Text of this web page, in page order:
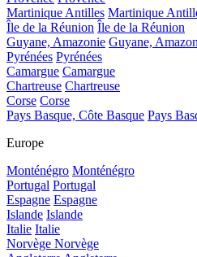
Martinique Antilles Martinique
Île de la Réunion Île de la Réunion
Guyane, Amazonie Guyane,
Pyrénées Pyrénées
Camargue Camargue
Chartreuse Chartreuse
Corse Corse
Pays Basque, Côte Basque Pays
Europe
Monténégro Monténégro
Portugal Portugal
Espagne Espagne
Islande Islande
Italie Italie
Norvège Norvège